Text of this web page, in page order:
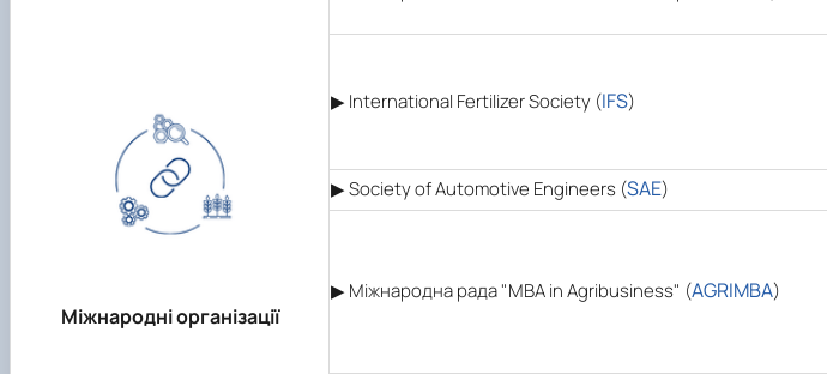
Міжнародні організації
▶ International Fertilizer Society (IFS)
▶ Society of Automotive Engineers (SAE)
▶ Міжнародна рада "МВА in Agribusiness" (AGRIMBA)